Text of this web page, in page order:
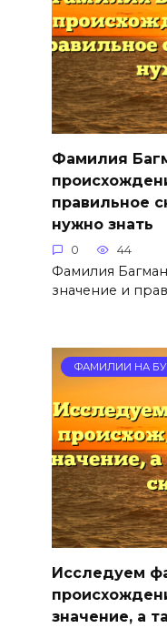
Фамилия
правильное
нужно знать
0 44
Фамилия
значение и
ФАМИЛИИ НА
Исследуем
значение, а